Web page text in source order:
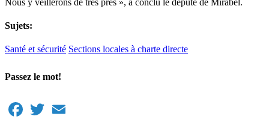
Sujets:
Santé et sécurité Sections locales à charte directe
Passez le mot!
Facebook
Twitter